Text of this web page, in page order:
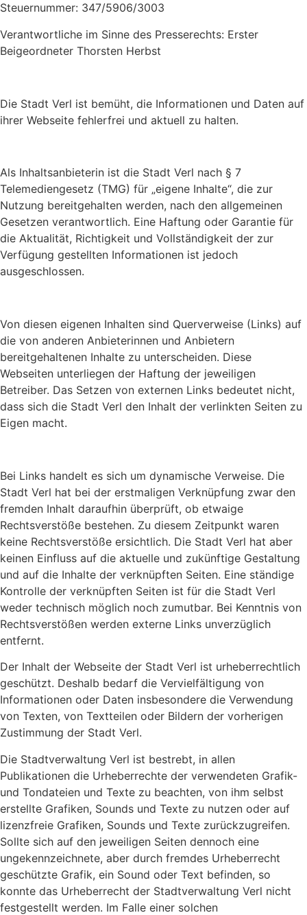
Steuernummer: 347/5906/3003
Verantwortliche im Sinne des Presserechts: Erster
Beigeordneter Thorsten Herbst
Die Stadt Verl ist bemüht, die Informationen und Daten auf
ihrer Webseite fehlerfrei und aktuell zu halten.
Als Inhaltsanbieterin ist die Stadt Verl nach § 7
Telemediengesetz (TMG) für „eigene Inhalte“, die zur
Nutzung bereitgehalten werden, nach den allgemeinen
Gesetzen verantwortlich. Eine Haftung oder Garantie für
die Aktualität, Richtigkeit und Vollständigkeit der zur
Verfügung gestellten Informationen ist jedoch
ausgeschlossen.
Von diesen eigenen Inhalten sind Querverweise (Links) auf
die von anderen Anbieterinnen und Anbietern
bereitgehaltenen Inhalte zu unterscheiden. Diese
Webseiten unterliegen der Haftung der jeweiligen
Betreiber. Das Setzen von externen Links bedeutet nicht,
dass sich die Stadt Verl den Inhalt der verlinkten Seiten zu
Eigen macht.
Bei Links handelt es sich um dynamische Verweise. Die
Stadt Verl hat bei der erstmaligen Verknüpfung zwar den
fremden Inhalt daraufhin überprüft, ob etwaige
Rechtsverstöße bestehen. Zu diesem Zeitpunkt waren
keine Rechtsverstöße ersichtlich. Die Stadt Verl hat aber
keinen Einfluss auf die aktuelle und zukünftige Gestaltung
und auf die Inhalte der verknüpften Seiten. Eine ständige
Kontrolle der verknüpften Seiten ist für die Stadt Verl
weder technisch möglich noch zumutbar. Bei Kenntnis von
Rechtsverstößen werden externe Links unverzüglich
entfernt.
Der Inhalt der Webseite der Stadt Verl ist urheberrechtlich
geschützt. Deshalb bedarf die Vervielfältigung von
Informationen oder Daten insbesondere die Verwendung
von Texten, von Textteilen oder Bildern der vorherigen
Zustimmung der Stadt Verl.
Die Stadtverwaltung Verl ist bestrebt, in allen
Publikationen die Urheberrechte der verwendeten Grafik-
und Tondateien und Texte zu beachten, von ihm selbst
erstellte Grafiken, Sounds und Texte zu nutzen oder auf
lizenzfreie Grafiken, Sounds und Texte zurückzugreifen.
Sollte sich auf den jeweiligen Seiten dennoch eine
ungekennzeichnete, aber durch fremdes Urheberrecht
geschützte Grafik, ein Sound oder Text befinden, so
konnte das Urheberrecht der Stadtverwaltung Verl nicht
festgestellt werden. Im Falle einer solchen